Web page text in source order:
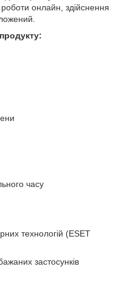
онлайн, здійснення
часу
технологій (ESET
застосунків